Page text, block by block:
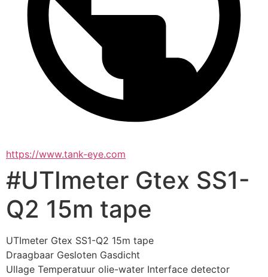
https://www.tank-eye.com
#UTImeter Gtex SS1-
Q2 15m tape
UTImeter Gtex SS1-Q2 15m tape
Draagbaar Gesloten Gasdicht
Ullage Temperatuur olie-water Interface detector